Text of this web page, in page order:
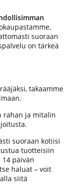
suoraan
on tärkeä
takaamme
rahan ja mitalin
suoraan kotiisi
tuotteisiin
päivän
haluat – voit
siitä